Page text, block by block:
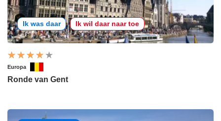
Ik was daar Ik wil daar naar toe
Europa
Ronde van Gent